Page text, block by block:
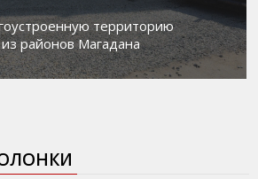
территорию
районов Магадана